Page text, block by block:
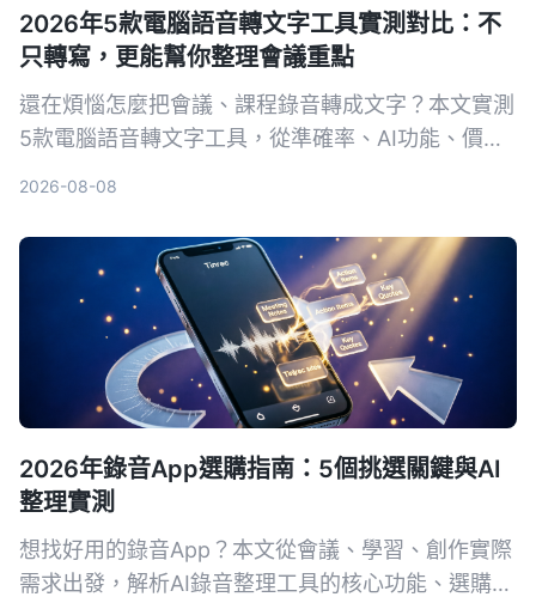
2026年5款電腦語音轉文字工具實測對比：不
只轉寫，更能幫你整理會議重點
還在煩惱怎麼把會議、課程錄音轉成文字？本文實測
5款電腦語音轉文字工具，從準確率、AI功能、價格
2026-08-08
2026年錄音App選購指南：5個挑選關鍵與AI
整理實測
想找好用的錄音App？本文從會議、學習、創作實際
需求出發，解析AI錄音整理工具的核心功能、選購要